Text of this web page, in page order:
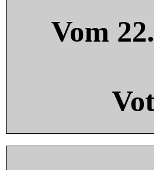
Vom